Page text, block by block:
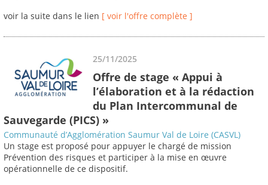
voir la suite dans le lien [ voir l'offre complète ]
25/11/2025
Offre de stage « Appui à
l’élaboration et à la rédaction
du Plan Intercommunal de
Sauvegarde (PICS) »
Communauté d’Agglomération Saumur Val de Loire (CASVL)
Un stage est proposé pour appuyer le chargé de mission
Prévention des risques et participer à la mise en œuvre
opérationnelle de ce dispositif.